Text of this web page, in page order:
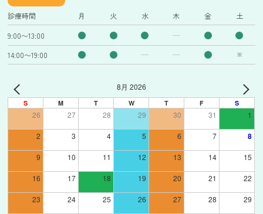
診療時間 月 火 水 木 金 土
9:00〜13:00
14:00〜19:00
※
8月 2026
S M T W T F S
26 27 28 29 30 31 1
2 3 4 5 6 7 8
9 10 11 12 13 14 15
16 17 18 19 20 21 22
23 24 25 26 27 28 29